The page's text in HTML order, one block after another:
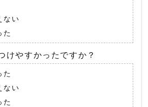
ない
た
けやすかったですか？
た
ない
た